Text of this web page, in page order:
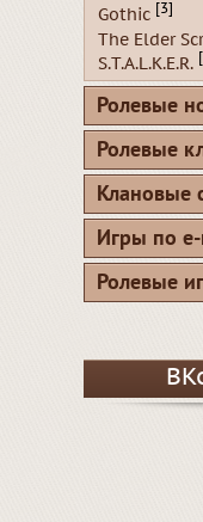
Gothic [3]
The Elder
S.T.A.L.K.E.R.
Ролевые
Ролевые
Клановые
Игры по
Ролевые